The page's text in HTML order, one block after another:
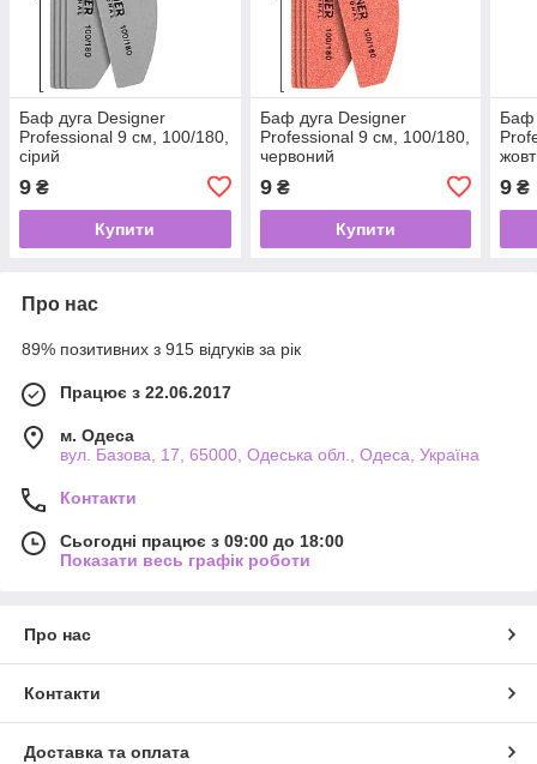
Баф дуга Designer
Professional 9 см, 100/180,
сірий
9 ₴
Купити
Баф дуга Designer
Professional 9 см, 100/180,
червоний
9₴
Купити
Баф
9 ₴
Про нас
89% позитивних з 915 відгуків за рік
Працює з 22.06.2017
м. Одеса
вул. Базова, 17, 65000, Одеська обл., Одеса, Україна
Контакти
Сьогодні працює з 09:00 до 18:00
Показати весь графік роботи
Про нас
Контакти
Доставка та оплата